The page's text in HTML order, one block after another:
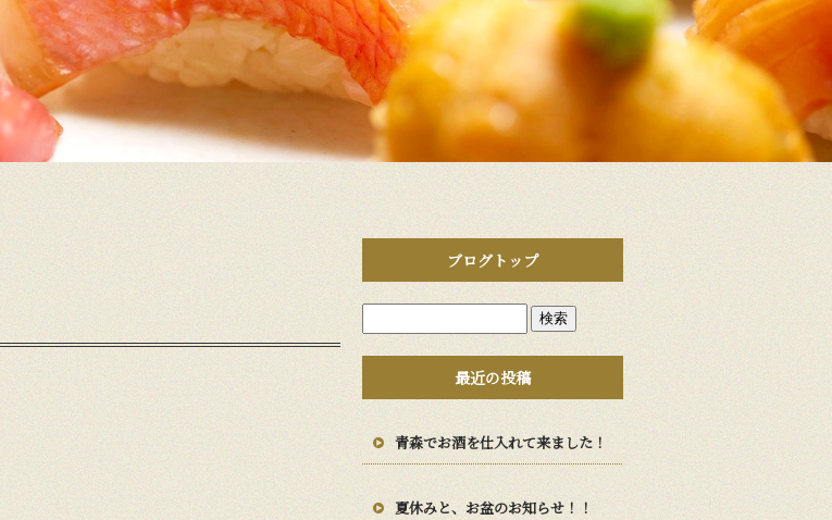
ブログトップ
最近の投稿
青森でお酒を仕入れて来ました！
夏休みと、お盆のお知らせ！！